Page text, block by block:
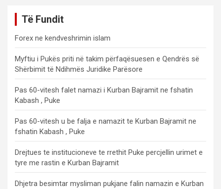
Të Fundit
Forex ne kendveshrimin islam
Myftiu i Pukës priti në takim përfaqësuesen e Qendrës së
Shërbimit të Ndihmës Juridike Parësore
Pas 60-vitesh falet namazi i Kurban Bajramit ne fshatin
Kabash , Puke
Pas 60-vitesh u be falja e namazit te Kurban Bajramit ne
fshatin Kabash , Puke
Drejtues te institucioneve te rrethit Puke percjellin urimet e
tyre me rastin e Kurban Bajramit
Dhjetra besimtar mysliman pukjane falin namazin e Kurban